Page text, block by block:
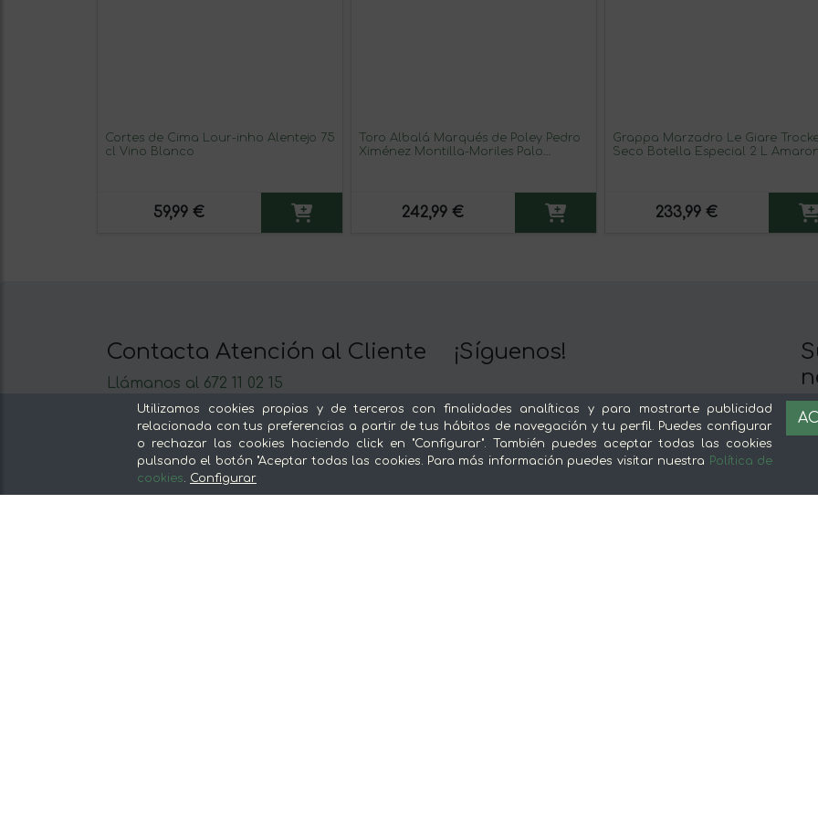
Cortes de Cima Lour-inho Alentejo 75
cl Vino Blanco
59,99 €
Toro Albalá Marqués de Poley Pedro
Ximénez Montilla-Moriles Palo
242,99 €
Grappa Marzadro Le Giare
Seco Botella Especial 2 L
233,99 €
Contacta Atención al Cliente
Llámanos al 672 11 02 15
Escríbenos al Whatsapp
Escríbenos
De lunes a viernes de 8:30 a 14:00
¡Síguenos!
Nuestra app es mejor :)
Y
Utilizamos cookies propias y de terceros con finalidades analíticas y para mostrarte publicidad
relacionada con tus preferencias a partir de tus hábitos de navegación y tu perfil. Puedes configurar
o rechazar las cookies haciendo click en "Configurar". También puedes aceptar todas las cookies
pulsando el botón "Aceptar todas las cookies. Para más información puedes visitar nuestra Política de
cookies. Configurar